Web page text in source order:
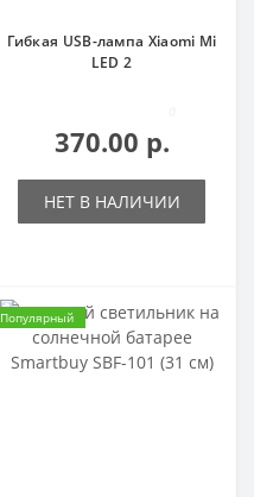
Гибкая USB-лампа Xiaomi Mi
LED 2
370.00 р.
НЕТ В НАЛИЧИИ
Популярный